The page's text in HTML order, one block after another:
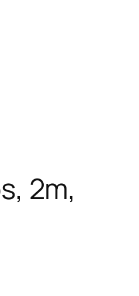
2m,